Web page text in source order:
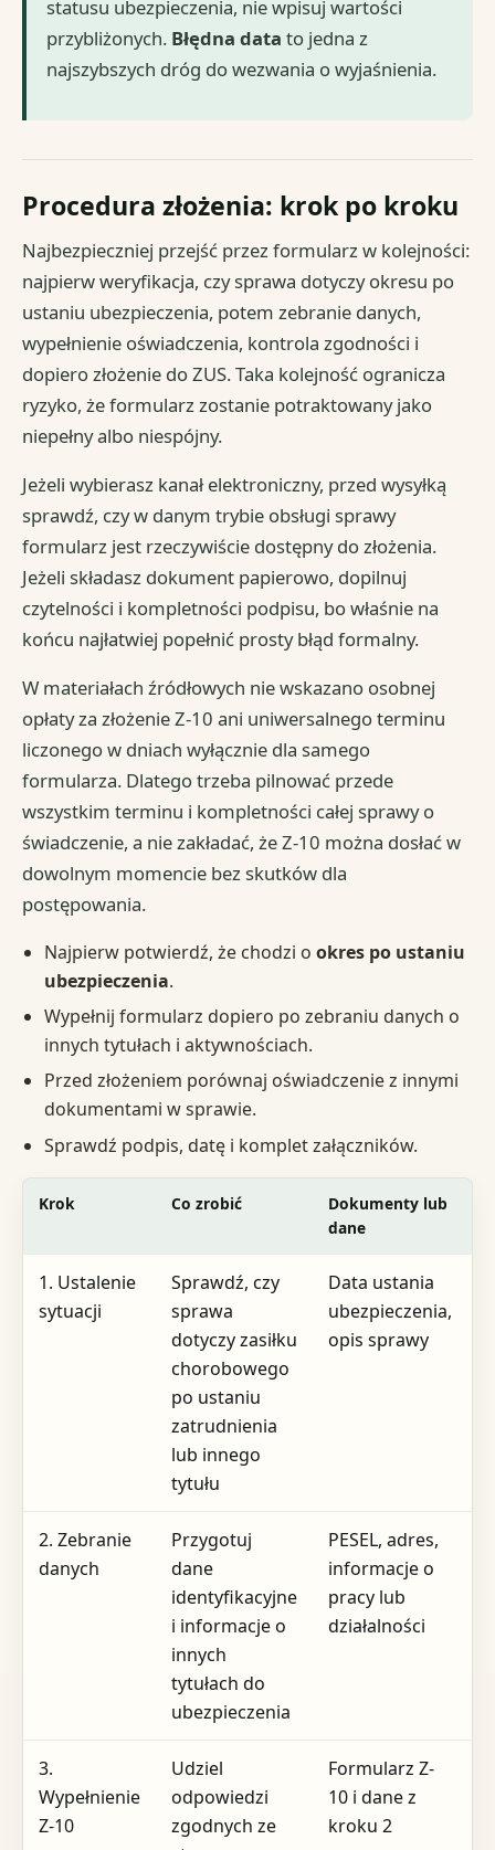
statusu ubezpieczenia, nie wpisuj wartości
przybliżonych. Błędna data to jedna z
najszybszych dróg do wezwania o wyjaśnienia.
Procedura złożenia: krok po kroku
Najbezpieczniej przejść przez formularz w kolejności:
najpierw weryfikacja, czy sprawa dotyczy okresu po
ustaniu ubezpieczenia, potem zebranie danych,
wypełnienie oświadczenia, kontrola zgodności i
dopiero złożenie do ZUS. Taka kolejność ogranicza
ryzyko, że formularz zostanie potraktowany jako
niepełny albo niespójny.
Jeżeli wybierasz kanał elektroniczny, przed wysyłką
sprawdź, czy w danym trybie obsługi sprawy
formularz jest rzeczywiście dostępny do złożenia.
Jeżeli składasz dokument papierowo, dopilnuj
czytelności i kompletności podpisu, bo właśnie na
końcu najłatwiej popełnić prosty błąd formalny.
W materiałach źródłowych nie wskazano osobnej
opłaty za złożenie Z-10 ani uniwersalnego terminu
liczonego w dniach wyłącznie dla samego
formularza. Dlatego trzeba pilnować przede
wszystkim terminu i kompletności całej sprawy o
świadczenie, a nie zakładać, że Z-10 można dosłać w
dowolnym momencie bez skutków dla
postępowania.
Najpierw potwierdź, że chodzi o okres po ustaniu
ubezpieczenia.
Wypełnij formularz dopiero po zebraniu danych o
innych tytułach i aktywnościach.
Przed złożeniem porównaj oświadczenie z innymi
dokumentami w sprawie.
Sprawdź podpis, datę i komplet załączników.
Krok Co zrobić
Dokumenty lub
dane
1. Ustalenie
sytuacji
Sprawdź, czy
sprawa
dotyczy zasiłku
chorobowego
po ustaniu
zatrudnienia
lub innego
tytułu
Data ustania
ubezpieczenia,
opis sprawy
2. Zebranie
danych
Przygotuj
dane
identyfikacyjne
i informacje o
innych
tytułach do
ubezpieczenia
PESEL, adres,
informacje o
pracy lub
działalności
3.
Wypełnienie
Z-10
Udziel
odpowiedzi
zgodnych ze
Formularz Z-
10 i dane z
kroku 2